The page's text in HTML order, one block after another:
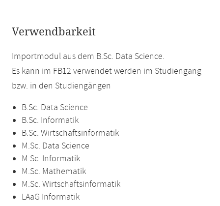
Verwendbarkeit
Importmodul aus dem B.Sc. Data Science.
Es kann im FB12 verwendet werden im Studiengang
bzw. in den Studiengängen
B.Sc. Data Science
B.Sc. Informatik
B.Sc. Wirtschaftsinformatik
M.Sc. Data Science
M.Sc. Informatik
M.Sc. Mathematik
M.Sc. Wirtschaftsinformatik
LAaG Informatik